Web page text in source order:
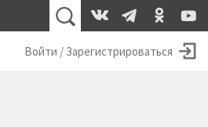
Войти / Зарегистрироваться